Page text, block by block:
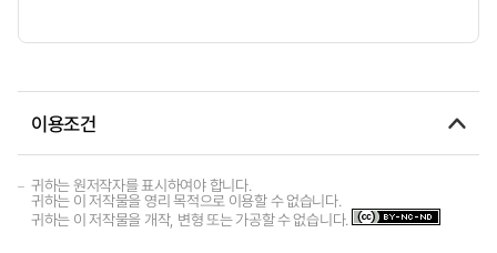
이용조건
귀하는 원저작자를 표시하여야 합니다.
귀하는 이 저작물을 영리 목적으로 이용할 수 없습니다.
귀하는 이 저작물을 개작, 변형 또는 가공할 수 없습니다.